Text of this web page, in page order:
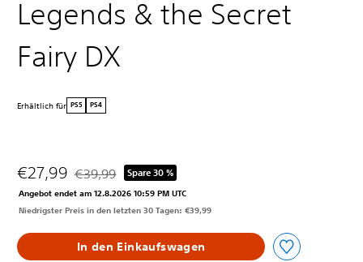
Legends & the Secret
Fairy DX
Erhältlich für PS5 PS4
€27,99 Preisnachlass gegenüber dem Originalpreis von
€39,99 Spare 30 %
Angebot endet am 12.8.2026 10:59 PM UTC
Niedrigster Preis in den letzten 30 Tagen: €39,99
In den Einkaufswagen